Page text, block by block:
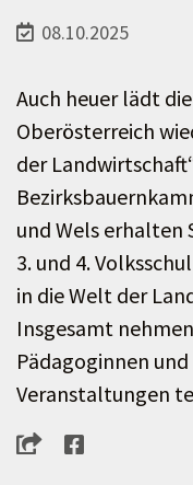
08.10.2025
Auch heuer lädt
Oberösterreich
der
und Wels erhalten
3. und 4.
in die Welt der
Insgesamt
Pädagoginnen
Veranstaltungen